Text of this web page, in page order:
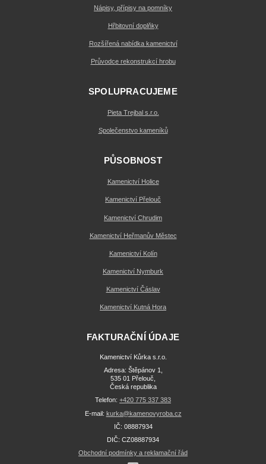
Nápisy, přípisy na pomníky
Hřbitovní doplňky
Rozšířená nabídka kamenictví
Průvodce rekonstrukcí hrobu
SPOLUPRACUJEME
Pieta Trejbal s.r.o.
Společenstvo kameníků
PŮSOBNOST
Kamenictví Holice
Kamenictví Přelouč
Kamenictví Chrudim
Kamenictví Heřmanův Městec
Kamenictví Kolín
Kamenictví Nymburk
Kamenictví Čáslav
Kamenictví Kutná Hora
FAKTURAČNÍ ÚDAJE
Kamenictví Kůrka s.r.o.
Adresa: Štěpánov 1,
535 01 Přelouč,
Česká republika
Telefon: +420 775 337 383
E-mail: kurka@kamenovyroba.cz
IČ: 08887934
DIČ: CZ08887934
Obchodní podmínky a reklamační řád